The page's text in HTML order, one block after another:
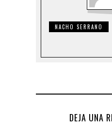
NACHO SERRANO
DEJA UNA